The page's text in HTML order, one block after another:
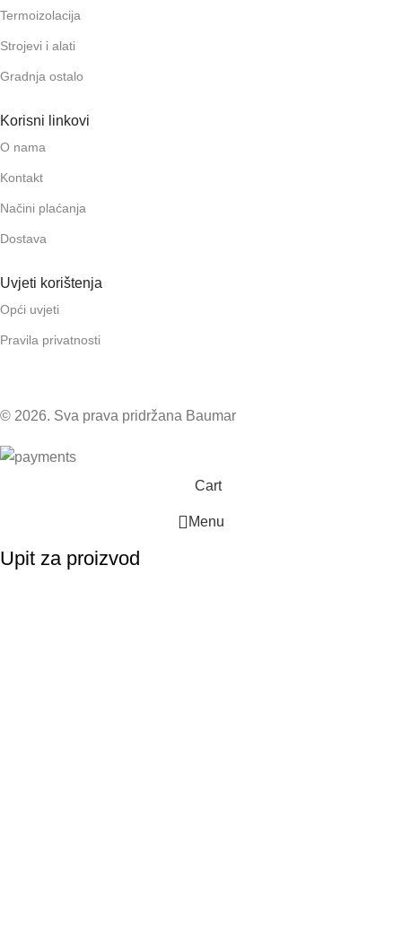
Termoizolacija
Strojevi i alati
Gradnja ostalo
Korisni linkovi
O nama
Kontakt
Načini plaćanja
Dostava
Uvjeti korištenja
Opći uvjeti
Pravila privatnosti
© 2026. Sva prava pridržana Baumar
Cart
Menu
Upit za proizvod